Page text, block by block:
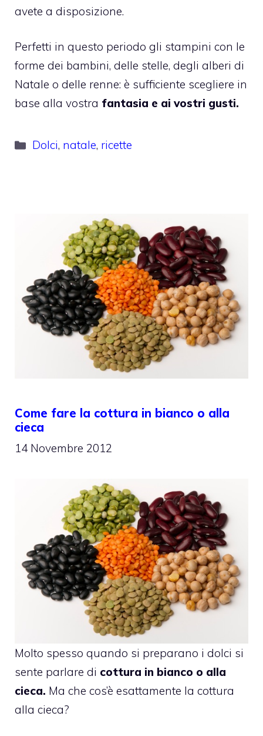
avete a disposizione.
Perfetti in questo periodo gli stampini con le
forme dei bambini, delle stelle, degli alberi di
Natale o delle renne: è sufficiente scegliere in
base alla vostra fantasia e ai vostri gusti.
Categorie
Dolci, natale, ricette
Come fare la cottura in bianco o alla
cieca
14 Novembre 2012
Molto spesso quando si preparano i dolci si
sente parlare di cottura in bianco o alla
cieca. Ma che cos’è esattamente la cottura
alla cieca?